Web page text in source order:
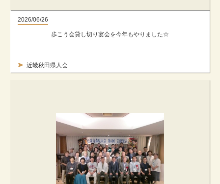
2026/06/26
近畿秋田県人会
歩こう会貸し切り宴会を今年もやりました☆